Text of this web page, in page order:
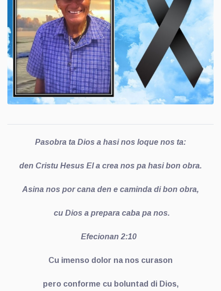
Pasobra ta Dios a hasi nos loque nos ta:
den Cristu Hesus El a crea nos pa hasi bon obra.
Asina nos por cana den e caminda di bon obra,
cu Dios a prepara caba pa nos.
Efecionan 2:10
Cu imenso dolor na nos curason
pero conforme cu boluntad di Dios,